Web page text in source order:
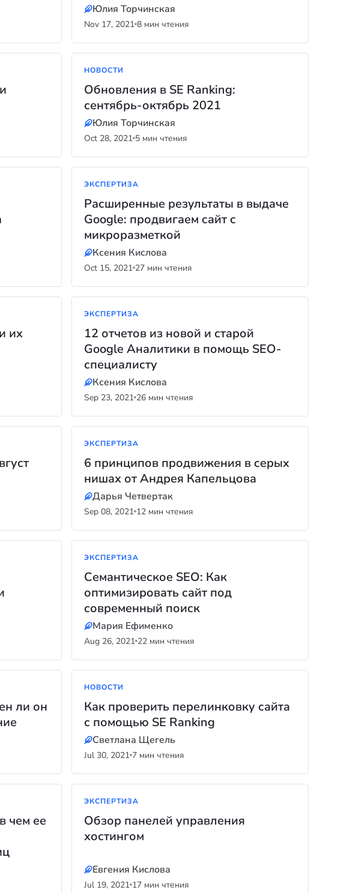
Юлия Торчинская
Nov 17, 2021 8 мин чтения
НОВОСТИ
Обновления в SE Ranking:
сентябрь-октябрь 2021
Юлия Торчинская
Oct 28, 2021 5 мин чтения
ЭКСПЕРТИЗА
Расширенные результаты в выдаче
Google: продвигаем сайт с
микроразметкой
Ксения Кислова
Oct 15, 2021 27 мин чтения
их
ЭКСПЕРТИЗА
12 отчетов из новой и старой
Google Аналитики в помощь SEO-
специалисту
Ксения Кислова
Sep 23, 2021 26 мин чтения
ЭКСПЕРТИЗА
6 принципов продвижения в серых
нишах от Андрея Капельцова
Дарья Четвертак
Sep 08, 2021 12 мин чтения
ЭКСПЕРТИЗА
Семантическое SEO: Как
оптимизировать сайт под
современный поиск
Мария Ефименко
Aug 26, 2021 22 мин чтения
ли он
НОВОСТИ
Как проверить перелинковку сайта
с помощью SE Ranking
Светлана Щегель
Jul 30, 2021 7 мин чтения
чем ее
ЭКСПЕРТИЗА
Обзор панелей управления
хостингом
Евгения Кислова
Jul 19, 2021 17 мин чтения